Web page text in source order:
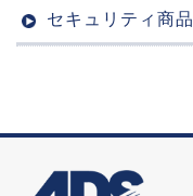
セキュリティ商品